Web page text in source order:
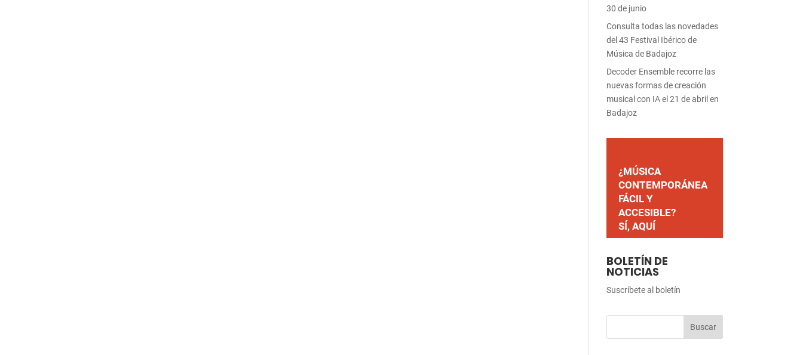
30 de junio
Consulta todas las novedades
del 43 Festival Ibérico de
Música de Badajoz
Decoder Ensemble recorre las
nuevas formas de creación
musical con IA el 21 de abril en
Badajoz
¿MÚSICA
CONTEMPORÁNEA
FÁCIL Y
ACCESIBLE?
SÍ, AQUÍ
BOLETÍN DE
NOTICIAS
Suscríbete al boletín